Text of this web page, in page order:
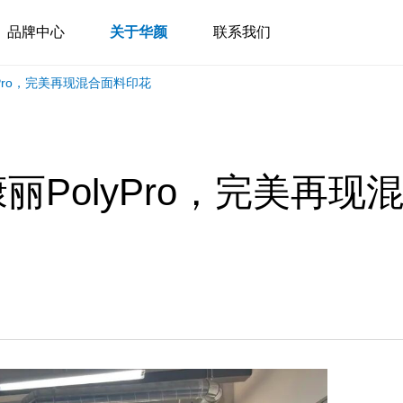
品牌中心 关于华颜 联系我们
，完美再现混合面料印花
PolyPro，完美再现